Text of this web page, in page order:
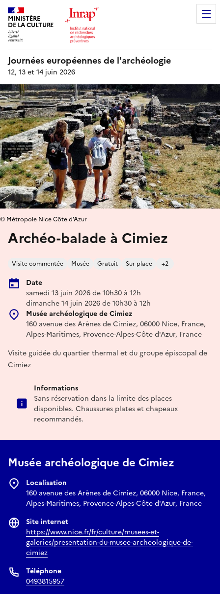
MINISTÈRE
DE LA CULTURE
Journées européennes de l'archéologie
12, 13 et 14 juin 2026
Archéo-balade à Cimiez
Visite commentée Musée Gratuit Sur place +2
Date
samedi 13 juin 2026 de 10h30 à 12h
dimanche 14 juin 2026 de 10h30 à 12h
Musée archéologique de Cimiez
160 avenue des Arènes de Cimiez, 06000 Nice, France,
Alpes-Maritimes, Provence-Alpes-Côte d'Azur, France
© Métropole Nice Côte d'Azur
Visite guidée du quartier thermal et du groupe épiscopal de
Cimiez
Informations
Sans réservation dans la limite des places
disponibles. Chaussures plates et chapeaux
recommandés.
Musée archéologique de Cimiez
Localisation
160 avenue des Arènes de Cimiez, 06000 Nice, France,
Alpes-Maritimes, Provence-Alpes-Côte d'Azur, France
Site internet
https://www.nice.fr/fr/culture/musees-et-
galeries/presentation-du-musee-archeologique-de-
cimiez
Téléphone
0493815957